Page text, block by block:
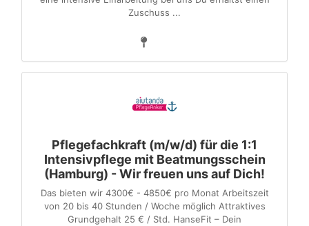
Zuschuss ...
Pflegefachkraft (m/w/d) für die 1:1
Intensivpflege mit Beatmungsschein
(Hamburg) - Wir freuen uns auf Dich!
Das bieten wir 4300€ - 4850€ pro Monat Arbeitszeit
von 20 bis 40 Stunden / Woche möglich Attraktives
Grundgehalt 25 € / Std. HanseFit – Dein